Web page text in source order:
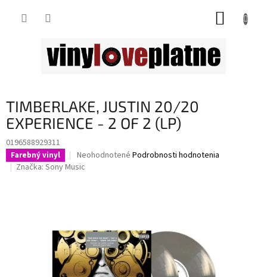
TIMBERLAKE, JUSTIN 20/20
EXPERIENCE - 2 OF 2 (LP)
0196588929311
Farebný vinyl
Priemerné
hodnotenie
hviezdičiek.
Neohodnotené Podrobnosti hodnotenia
Značka: Sony Music